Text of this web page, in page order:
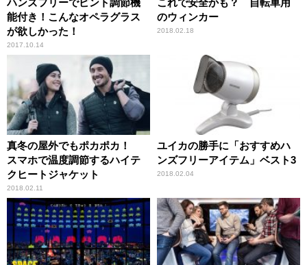
ハンズフリーでピント調節機
能付き！こんなオペラグラス
が欲しかった！
2017.10.14
これで安全かも？ 自転車用
のウィンカー
2018.02.18
真冬の屋外でもポカポカ！
スマホで温度調節するハイテ
クヒートジャケット
2018.02.11
ユイカの勝手に「おすすめハ
ンズフリーアイテム」ベスト3
2018.02.04